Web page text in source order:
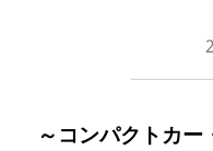
～コンパクトカ